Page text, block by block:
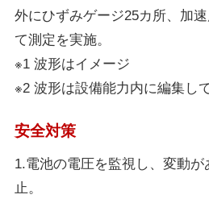
外にひずみゲージ25カ所、加
て測定を実施。
※1 波形はイメージ
※2 波形は設備能力内に編集し
安全対策
1.電池の電圧を監視し、変動
止。